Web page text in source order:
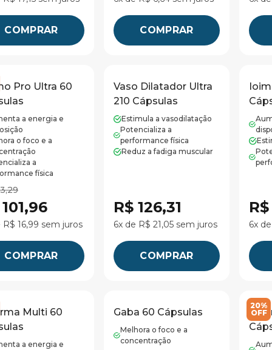
COMPRAR COMPRAR
Pro Ultra 60
a energia e
o foco e a
a
física
R$ 16,99 sem juros
COMPRAR
Vaso Dilatador Ultra
210 Cápsulas
Estimula a vasodilatação
Potencializa a
performance física
Reduz a fadiga muscular
R$ 126,31
6x de R$ 21,05 sem juros
COMPRAR
6x
Multi 60
a energia e
Gaba 60 Cápsulas
Melhora o foco e a
concentração
20%
OFF
G